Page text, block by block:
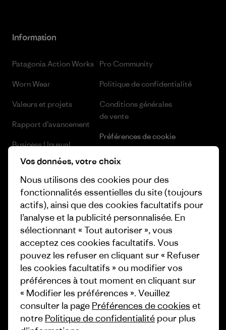
Information
Patagonia Action Works
Worn Wear
Valeurs et projets
Rapport d’avancement
Business Unusual
Objectifs climatiques
1% For The Planet
Comment nous
finançons
Nos magasins
Pro Community
Politique de confidentialité
Conditions générales
de vente
Préférences de cookie
Carrières
Presse et media
Industry program
Programme d’affiliation
Patagonia Luxembourg Plan du
site
© 2026 Patagonia, Inc. All Rights Reserved.
Vos données, votre choix
Nous utilisons des cookies pour des
fonctionnalités essentielles du site (toujours
actifs), ainsi que des cookies facultatifs pour
l’analyse et la publicité personnalisée. En
sélectionnant « Tout autoriser », vous
acceptez ces cookies facultatifs. Vous
pouvez les refuser en cliquant sur « Refuser
les cookies facultatifs » ou modifier vos
préférences à tout moment en cliquant sur
« Modifier les préférences ». Veuillez
consulter la page Préférences de cookies et
notre Politique de confidentialité pour plus